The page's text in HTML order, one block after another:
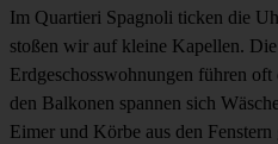
Im Quartieri Spagnoli ticken die
stoßen wir auf kleine Kapellen.
Erdgeschosswohnungen führen
den Balkonen spannen sich
Eimer und Körbe aus den